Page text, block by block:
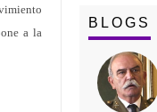
a la
BLOGS